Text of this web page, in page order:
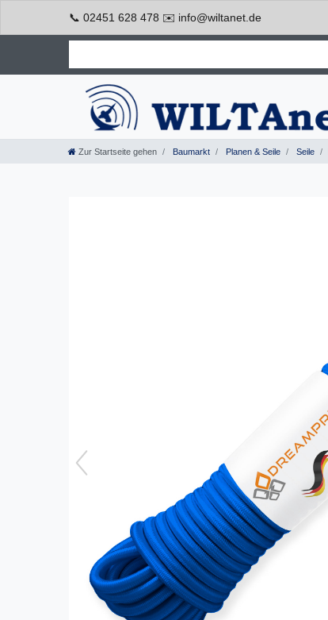
📞 02451 628 478 ✉️ info@wiltanet.de
Zur Startseite gehen Baumarkt Planen & Seile Seile